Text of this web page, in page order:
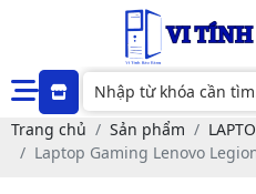
Trang chủ Sản phẩm
Laptop Gaming Lenovo